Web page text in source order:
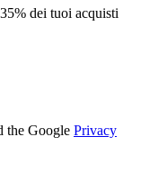
35% dei tuoi acquisti
the Google Privacy